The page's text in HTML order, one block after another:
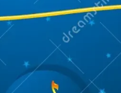
quelle
Passi di pietra fra
del fermano
Verso la porta dei